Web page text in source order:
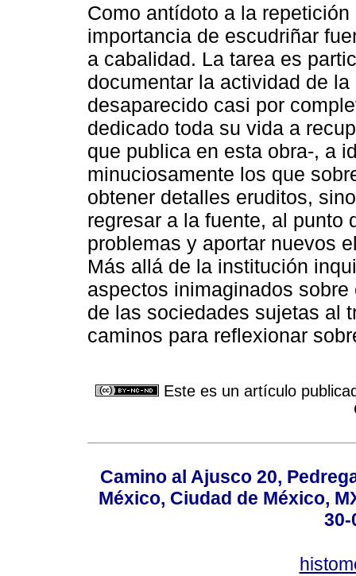
Como antídoto a la
importancia de escudriñar
a cabalidad. La tarea es
documentar la actividad de
desaparecido casi por
dedicado toda su vida a
que publica en esta obra-, a
minuciosamente los que
obtener detalles eruditos,
regresar a la fuente, al punto
problemas y aportar nuevos
Más allá de la institución
aspectos inimaginados
de las sociedades sujetas al
caminos para reflexionar
Este es un artículo
Camino al Ajusco 20,
México, Ciudad de México,
30-